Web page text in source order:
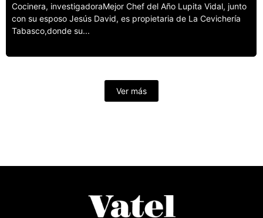
Cocinera, investigadoraMejor Chef del Año Lupita Vidal, junto
con su esposo Jesús David, es propietaria de La Cevichería
Tabasco,donde su...
Ver más